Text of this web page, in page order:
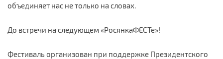
объединяет нас не только на словах.
До встречи на следующем «РосянкаФЕСТе»!
Фестиваль организован при поддержке Президентского